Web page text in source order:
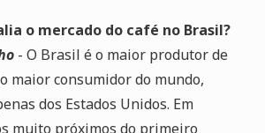
o mercado do café no Brasil?
- O Brasil é o maior produtor de
maior consumidor do mundo,
dos Estados Unidos. Em
muito próximos do primeiro